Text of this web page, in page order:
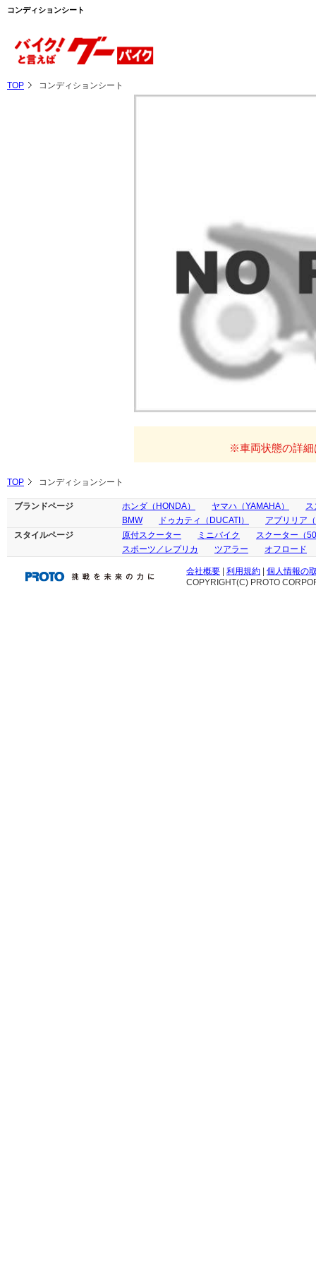
コンディションシート
TOP コンディションシート
※車両状態の詳細
TOP コンディションシート
ブランドページ ホンダ（HONDA） ヤマハ（YAMAHA）
ス
BMW
ドゥカティ（DUCATI）
アプリリア
スタイルページ
原付スクーター ミニバイク
スクーター（
スポーツ／レプリカ
ツアラー オフロード
会社概要 利用規約
個人情報の
COPYRIGHT(C) PROTO